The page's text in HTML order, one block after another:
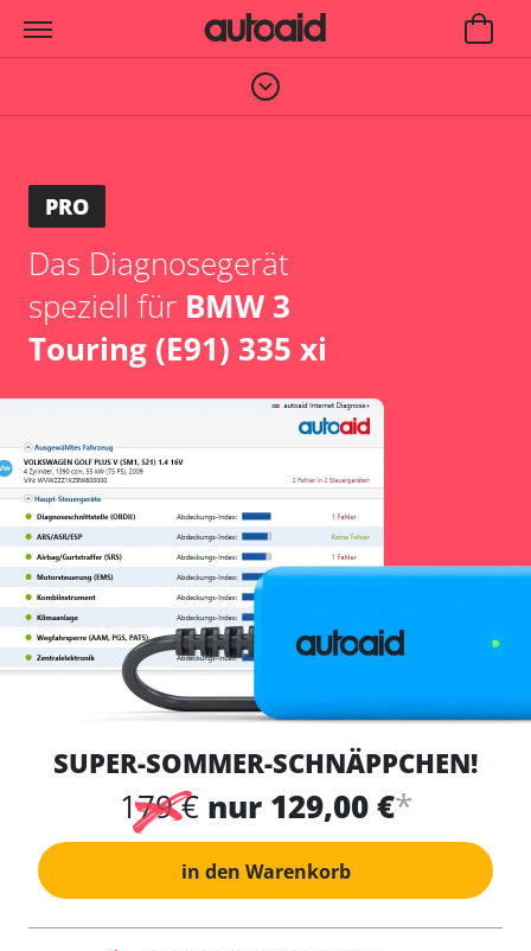
PRO
Das Diagnosegerät
speziell für BMW 3
Touring (E91) 335 xi
SUPER-SOMMER-SCHNÄPPCHEN!
179 € nur 129,00 €*
in den Warenkorb